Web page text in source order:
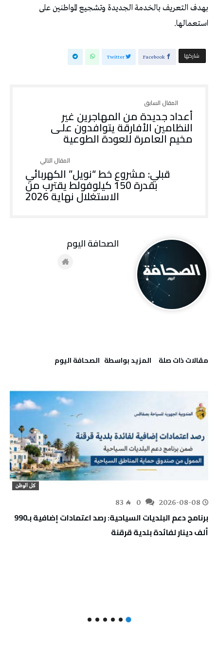
بهدف التعريف بالخدمة الجديدة وتشجيع المواطنين على
استعمالها.
‫‫ شاركها‬ Facebook
Twitter
أعداد جديدة من المهاجرين غير
النظامين الأفارقة يتوافدون علـى
مخيم العامرة للعودة الطوعية
قبلي: مشروع خط “نويل” الكهربائي
بقدرة 150 كيلوفولط يقترب من
الاستغلال نهاية 2026
‫مقالات ذات صلة‬ ‫‫المزيد بواسطة‬ ‬ ‭ ‬الصحافة‭ ‬اليوم
كل الوطن
2026-08-08
83
برنامج دعم البلديات السياحية: رصد اعتمادات إضافية بـ990
ألف دينار لفائدة بلدية قرقنة